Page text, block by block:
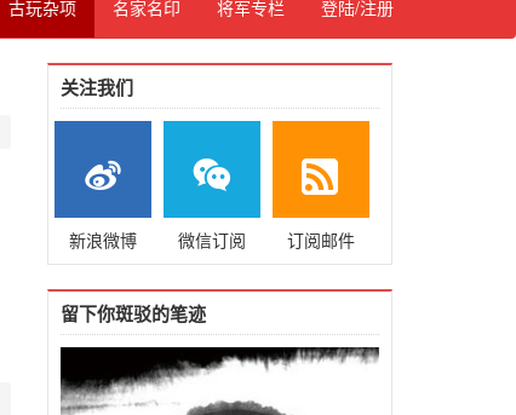
古玩杂项 名家名印 将军专栏 登陆/注册
关注我们
新浪微博 微信订阅 订阅邮件
留下你斑驳的笔迹